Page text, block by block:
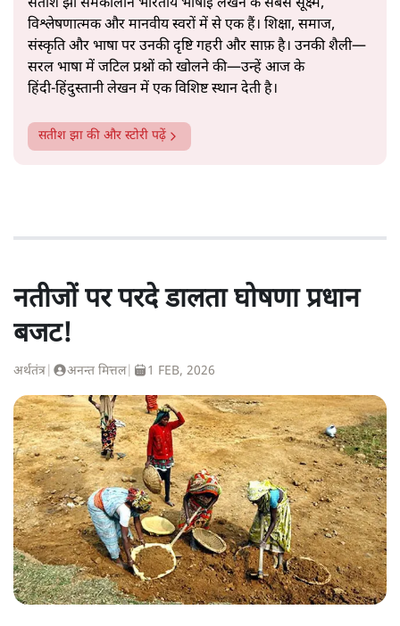
सतीश झा समकालीन भारतीय भाषाई लेखन के सबसे सूक्ष्म,
विश्लेषणात्मक और मानवीय स्वरों में से एक हैं। शिक्षा, समाज,
संस्कृति और भाषा पर उनकी दृष्टि गहरी और साफ़ है। उनकी शैली—
सरल भाषा में जटिल प्रश्नों को खोलने की—उन्हें आज के
हिंदी‑हिंदुस्तानी लेखन में एक विशिष्ट स्थान देती है।
सतीश झा की और स्टोरी पढ़ें
नतीजों पर परदे डालता घोषणा प्रधान
बजट!
अर्थतंत्र अनन्त मित्तल| 1 FEB, 2026